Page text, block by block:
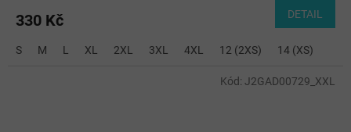
330 Kč DETAIL
S M L XL 2XL 3XL 4XL 12 (2XS) 14 (XS)
Kód: J2GAD00729_XXL